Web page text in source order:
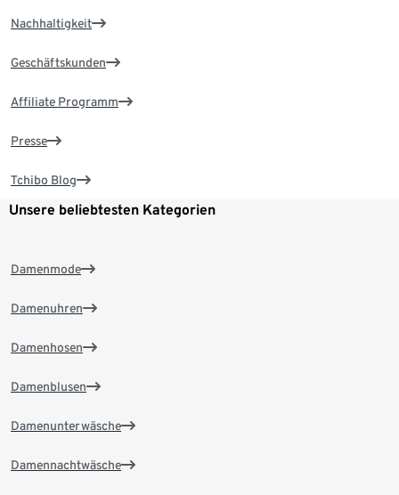
Nachhaltigkeit
Geschäftskunden
Affiliate Programm
Presse
Tchibo Blog
Unsere beliebtesten Kategorien
Damenmode
Damenuhren
Damenhosen
Damenblusen
Damenunterwäsche
Damennachtwäsche